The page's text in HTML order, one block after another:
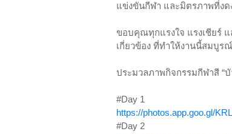
แข่งขันกีฬา และมิตรภาพที่งด
ขอบคุณทุกแรงใจ แรงเชียร์
เกี่ยวข้อง ที่ทำให้งานนี้สมบูร
ประมวลภาพกิจกรรมกีฬาสี “
#Day 1
https://photos.app.goo.gl/
#Day 2